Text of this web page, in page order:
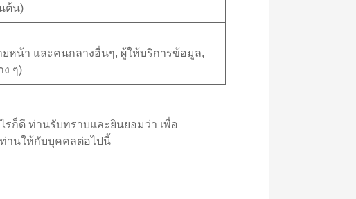
ต้น)
หน้า และคนกลางอื่นๆ, ผู้ให้บริการข้อมูล,
ๆ)
ก็ดี ท่านรับทราบและยินยอมว่า เพื่อ
านให้กับบุคคลต่อไปนี้